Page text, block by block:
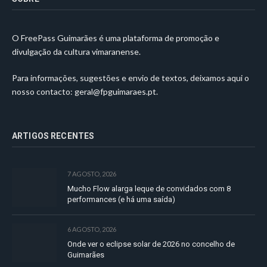
O FreePass Guimarães é uma plataforma de promoção e
divulgação da cultura vimaranense.
Para informações, sugestões e envio de textos, deixamos aqui o
nosso contacto: geral@fpguimaraes.pt.
ARTIGOS RECENTES
7 AGOSTO, 2026
Mucho Flow alarga leque de convidados com 8
performances (e há uma saída)
6 AGOSTO, 2026
Onde ver o eclipse solar de 2026 no concelho de
Guimarães